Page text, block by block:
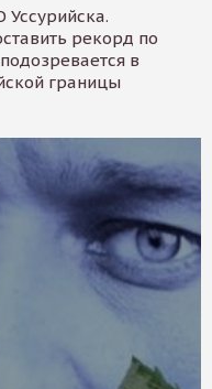
Уссурийска.
рекорд по
в
границы